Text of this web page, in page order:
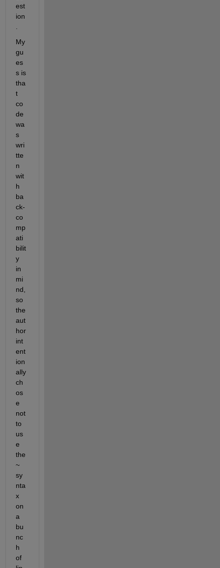
est
ion
My
gu
es
s is
tha
t
co
de
wa
s
wri
tte
n
wit
h
ba
ck-
co
mp
ati
bilit
y
in
mi
nd,
so
the
aut
hor
int
ent
ion
ally
ch
os
e
not
to
us
e
the
~
sy
nta
x
on
a
bu
nc
h
of